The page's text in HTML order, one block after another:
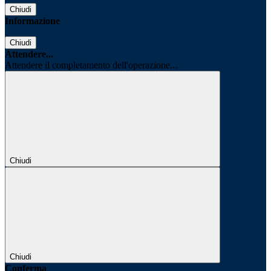
Chiudi
Informazione
Chiudi
Attendere...
Attendere il completamento dell'operazione...
Chiudi
Chiudi
Conferma